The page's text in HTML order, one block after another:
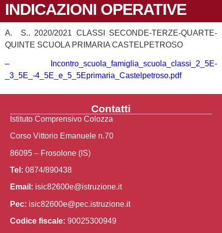
INDICAZIONI OPERATIVE
A. S.. 2020/2021 CLASSI SECONDE-TERZE-QUARTE-
QUINTE SCUOLA PRIMARIA CASTELPETROSO
– Incontro_scuola_famiglia_scuola_classi_2_5E-
_3_5E_-4_5E_e_5_5Eprimaria_Castelpetroso.pdf
Contatti
Istituto Comprensivo Colozza
Corso Vittorio Emanuele n.70
86095 – Frosolone (IS)
Tel: 0874/890438
Email: isic82600e@istruzione.it
Pec: isic82600e@pec.istruzione.it
Codice fiscale: 90025300949